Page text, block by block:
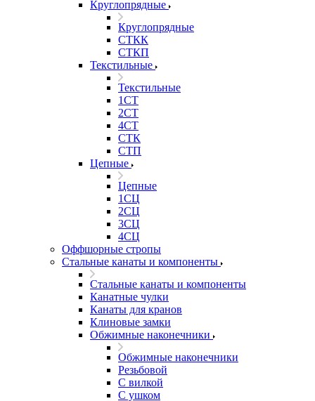
Круглопрядные
Круглопрядные
СТКК
СТКП
Текстильные
Текстильные
1СТ
2СТ
4СТ
СТК
СТП
Цепные
Цепные
1СЦ
2СЦ
3СЦ
4СЦ
Оффшорные стропы
Стальные канаты и компоненты
Стальные канаты и компоненты
Канатные чулки
Канаты для кранов
Клиновые замки
Обжимные наконечники
Обжимные наконечники
Резьбовой
С вилкой
С ушком